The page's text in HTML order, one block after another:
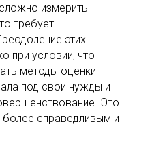
измерить
требует
этих
при условии, что
методы оценки
под свои нужды и
Это
более справедливым и